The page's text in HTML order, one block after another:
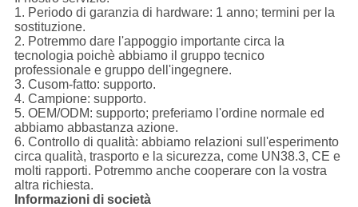
1. Periodo di garanzia di hardware: 1 anno; termini per la
sostituzione.
2. Potremmo dare l'appoggio importante circa la
tecnologia poichè abbiamo il gruppo tecnico
professionale e gruppo dell'ingegnere.
3. Cusom-fatto: supporto.
4. Campione: supporto.
5. OEM/ODM: supporto; preferiamo l'ordine normale ed
abbiamo abbastanza azione.
6. Controllo di qualità: abbiamo relazioni sull'esperimento
circa qualità, trasporto e la sicurezza, come UN38.3, CE e
molti rapporti. Potremmo anche cooperare con la vostra
altra richiesta.
Informazioni di società